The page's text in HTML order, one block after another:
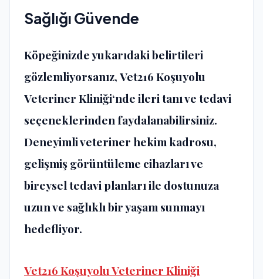
Sağlığı Güvende
Köpeğinizde yukarıdaki belirtileri
gözlemliyorsanız,Vet216 Koşuyolu
Veteriner Kliniği‘nde ileri tanı ve tedavi
seçeneklerinden faydalanabilirsiniz.
Deneyimli veteriner hekim kadrosu,
gelişmiş görüntüleme cihazları ve
bireysel tedavi planları ile dostunuza
uzun ve sağlıklı bir yaşam sunmayı
hedefliyor.
Vet216 Koşuyolu Veteriner Kliniği